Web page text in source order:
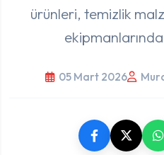
ürünleri, temizlik
05 Mart 2026